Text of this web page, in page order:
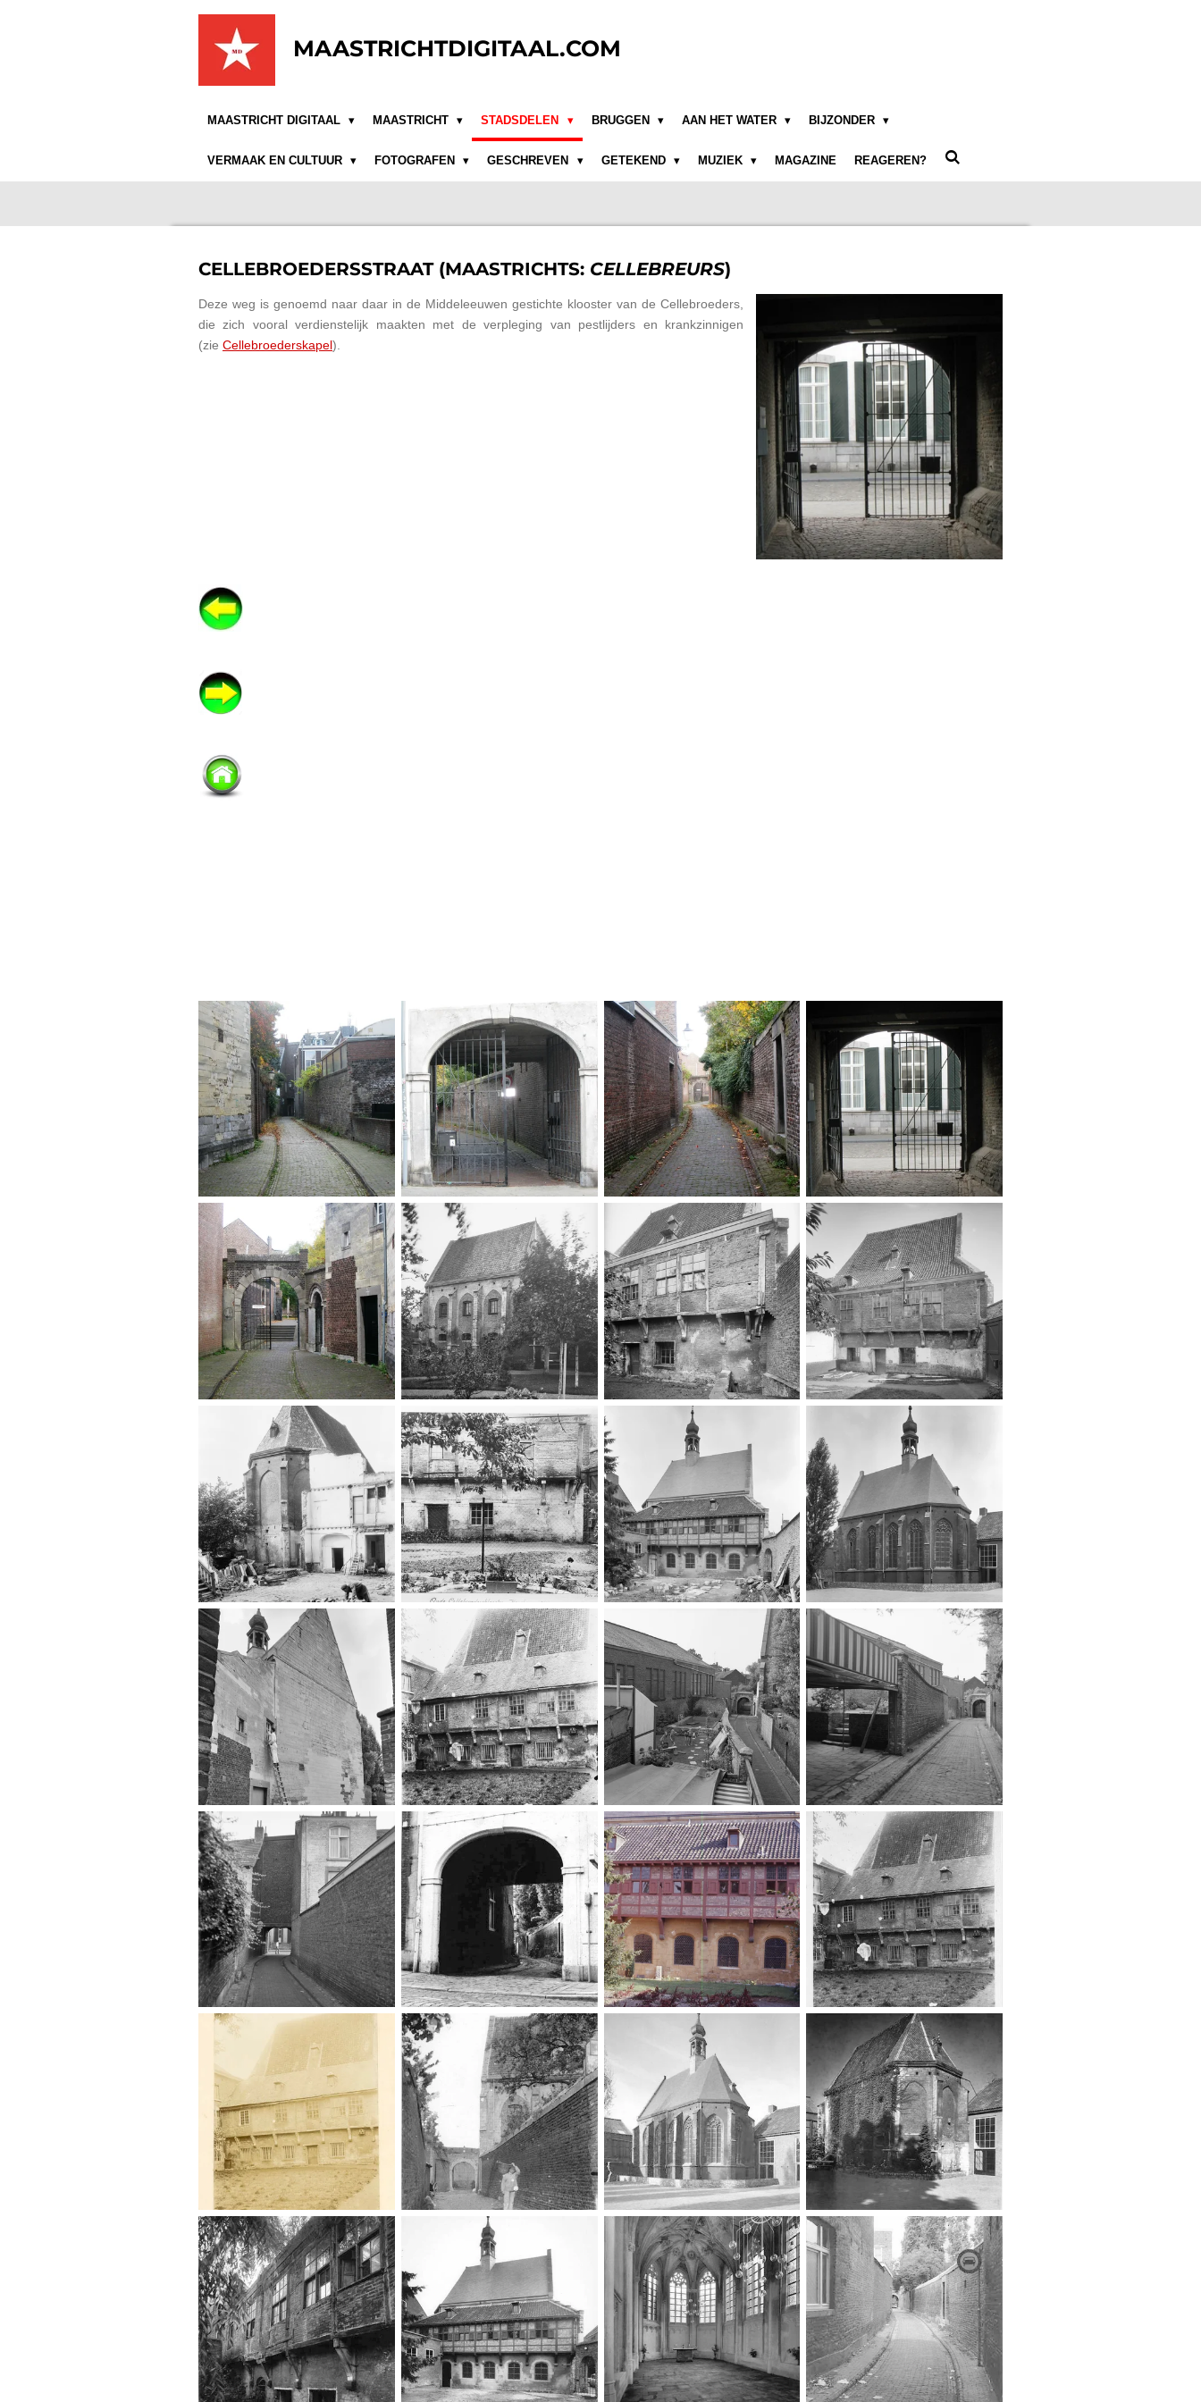
MAASTRICHTDIGITAAL.COM
MAASTRICHT DIGITAAL MAASTRICHT STADSDELEN BRUGGEN AAN HET WATER BIJZONDER
VERMAAK EN CULTUUR FOTOGRAFEN GESCHREVEN GETEKEND MUZIEK MAGAZINE REAGEREN?
CELLEBROEDERSSTRAAT (MAASTRICHTS: CELLEBREURS)
Deze weg is genoemd naar daar in de Middeleeuwen gestichte klooster van de Cellebroeders,
die zich vooral verdienstelijk maakten met de verpleging van pestlijders en krankzinnigen
(zie Cellebroederskapel).